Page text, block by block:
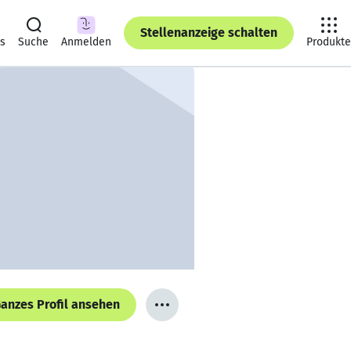
Suche Anmelden
Stellenanzeige schalten
Produkte
Profil ansehen